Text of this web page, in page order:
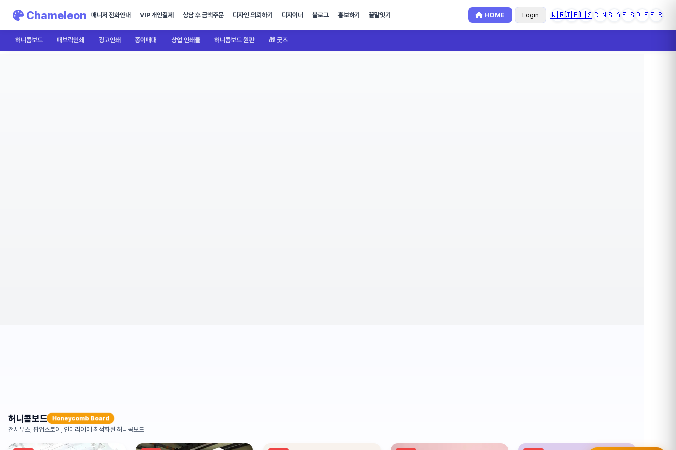
Chameleon 매니저 전화안내 VIP 개인결제 상담 후 금액주문 디자인 의뢰하기 디자이너 블로그 홍보하기 끝말잇기 HOME Login 🇰🇷🇯🇵🇺🇸🇨🇳🇸🇦🇪🇸🇩🇪🇫🇷
허니콤보드 패브릭인쇄 광고인쇄 종이매대 상업 인쇄물 허니콤보드 원판 🎁 굿즈
허니콤보드 Honeycomb Board
전시부스, 팝업스토어, 인테리어에 최적화된 허니콤보드